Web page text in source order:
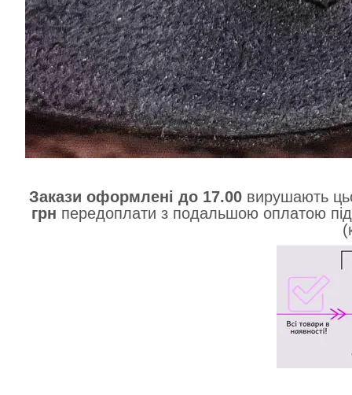
Закази оформлені до 17.00 вирушають
грн передоплати з подальшою оплатою